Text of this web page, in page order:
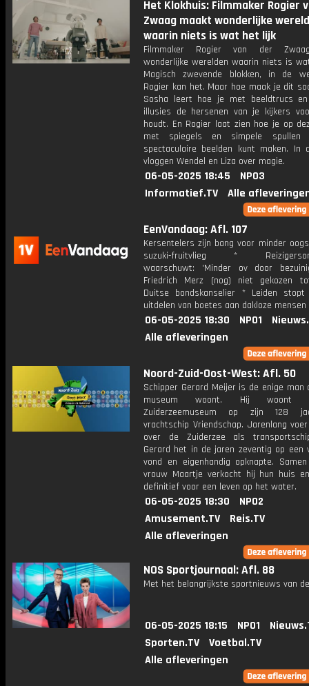
Het Klokhuis: Filmmaker Rogier
Zwaag maakt wonderlijke
waarin niets is wat het lijk
Filmmaker Rogier van der
wonderlijke werelden waarin niets is
Magisch zwevende blokken, in de
Rogier kan het. Maar hoe maak je dit
Sosha leert hoe je met beeldtrucs
illusies de hersenen van je kijkers
houdt. En Rogier laat zien hoe je op
met spiegels en simpele
spectaculaire beelden kunt maken. In
vloggen Wendel en Liza over magie.
06-05-2025 18:45
NPO3
Informatief.TV
Alle
EenVandaag: Afl. 107
Kersentelers zijn bang voor minder
suzuki-fruitvlieg *
waarschuwt: 'Minder ov door
Friedrich Merz (nog) niet gekozen
Duitse bondskanselier * Leiden
uitdelen van boetes aan dakloze mensen
06-05-2025 18:30 NPO1
Alle afleveringen
Noord-Zuid-Oost-West: Afl. 50
Schipper Gerard Meijer is de enige man
museum woont. Hij
Zuiderzeemuseum op zijn 128
vrachtschip Vriendschap. Jarenlang
over de Zuiderzee als
Gerard het in de jaren zeventig op een
vond en eigenhandig opknapte.
vrouw Maartje verkocht hij hun huis
definitief voor een leven op het water.
06-05-2025 18:30
NPO2
Amusement.TV
Reis.TV
Alle afleveringen
NOS Sportjournaal: Afl. 88
Met het belangrijkste sportnieuws van
06-05-2025 18:15 NPO1
Sporten.TV
Voetbal.TV
Alle afleveringen